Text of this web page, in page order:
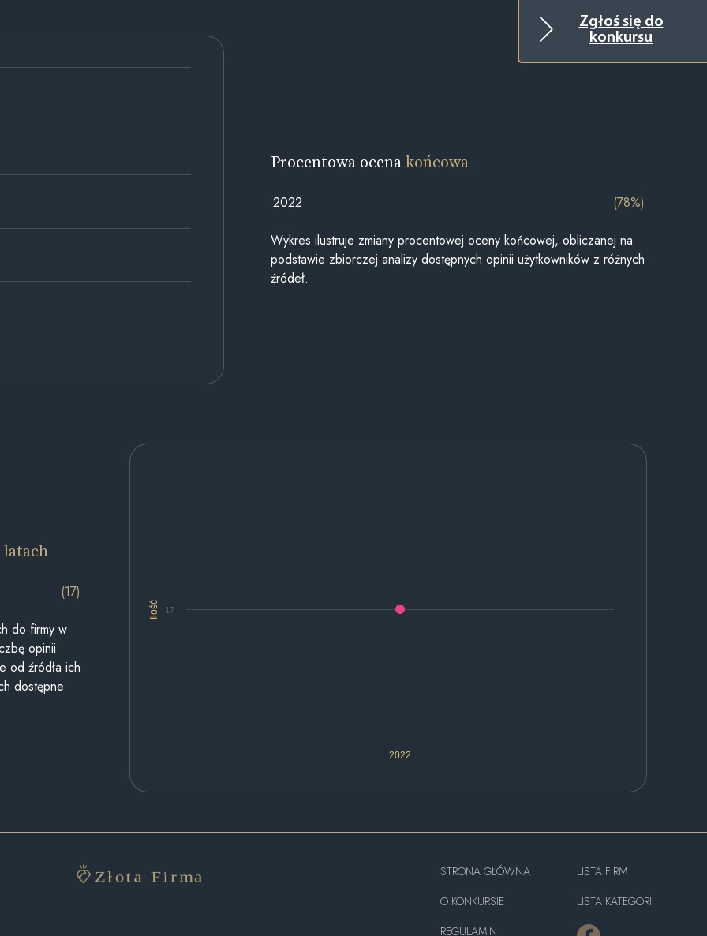
Zgłoś się do
konkursu
Procentowa ocenakońcowa
2022 (78%)
Wykres ilustruje zmiany procentowej oceny końcowej, obliczanej na
podstawie zbiorczej analizy dostępnych opinii użytkowników z różnych
źródeł.
Ilość
2022
17
latach
(17)
do firmy w
opinii
od źródła ich
dostępne
STRONA GŁÓWNA
O KONKURSIE
REGULAMIN
LISTA FIRM
LISTA KATEGORII